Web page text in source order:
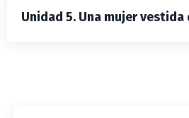
Unidad 5. Una mujer vestida